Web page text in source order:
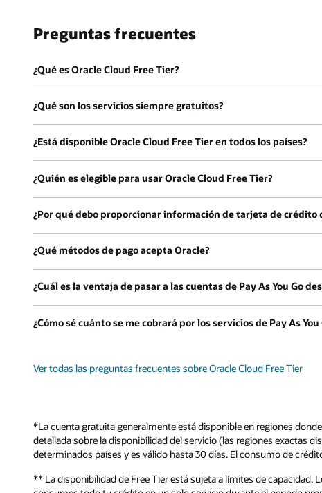
Preguntas frecuentes
¿Qué es Oracle Cloud Free Tier?
¿Qué son los servicios siempre gratuitos?
¿Está disponible Oracle Cloud Free Tier en todos los países?
¿Quién es elegible para usar Oracle Cloud Free Tier?
¿Por qué debo proporcionar información de tarjeta de crédito
¿Qué métodos de pago acepta Oracle?
¿Cuál es la ventaja de pasar a las cuentas de Pay As You Go
¿Cómo sé cuánto se me cobrará por los servicios de Pay As You
Ver todas las preguntas frecuentes sobre Oracle Cloud Free Tier
*La cuenta gratuita generalmente está disponible en regiones
detallada sobre la disponibilidad del servicio (las regiones exactas
determinados países y es válido hasta 30 días. El consumo de
** La disponibilidad de Free Tier está sujeta a límites de